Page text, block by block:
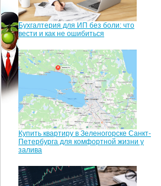
Бухгалтерия для ИП без боли: что
вести и как не ошибиться
Купить квартиру в Зеленогорске Санкт-
Петербурга для комфортной жизни у
залива